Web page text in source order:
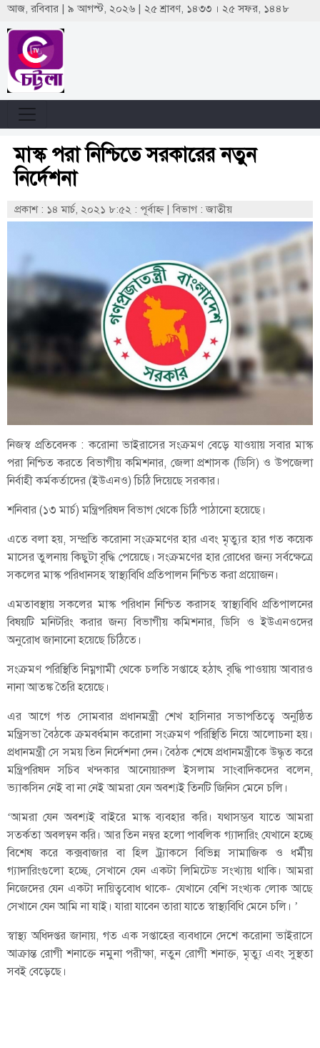
আজ, রবিবার | ৯ আগস্ট, ২০২৬ | ২৫ শ্রাবণ, ১৪৩৩ । ২৫ সফর, ১৪৪৮
মাস্ক পরা নিশ্চিতে সরকারের নতুন
নির্দেশনা
প্রকাশ : ১৪ মার্চ, ২০২১ ৮:৫২ : পূর্বাহ্ণ |বিভাগ : জাতীয়
নিজস্ব প্রতিবেদক : করোনা ভাইরাসের সংক্রমণ বেড়ে যাওয়ায় সবার মাস্ক
পরা নিশ্চিত করতে বিভাগীয় কমিশনার, জেলা প্রশাসক (ডিসি) ও উপজেলা
নির্বাহী কর্মকর্তাদের (ইউএনও) চিঠি দিয়েছে সরকার।
শনিবার (১৩ মার্চ) মন্ত্রিপরিষদ বিভাগ থেকে চিঠি পাঠানো হয়েছে।
এতে বলা হয়, সম্প্রতি করোনা সংক্রমণের হার এবং মৃত্যুর হার গত কয়েক
মাসের তুলনায় কিছুটা বৃদ্ধি পেয়েছে। সংক্রমণের হার রোধের জন্য সর্বক্ষেত্রে
সকলের মাস্ক পরিধানসহ স্বাস্থ্যবিধি প্রতিপালন নিশ্চিত করা প্রয়োজন।
এমতাবস্থায় সকলের মাস্ক পরিধান নিশ্চিত করাসহ স্বাস্থ্যবিধি প্রতিপালনের
বিষয়টি মনিটরিং করার জন্য বিভাগীয় কমিশনার, ডিসি ও ইউএনওদের
অনুরোধ জানানো হয়েছে চিঠিতে।
সংক্রমণ পরিস্থিতি নিম্নগামী থেকে চলতি সপ্তাহে হঠাৎ বৃদ্ধি পাওয়ায় আবারও
নানা আতঙ্ক তৈরি হয়েছে।
এর আগে গত সোমবার প্রধানমন্ত্রী শেখ হাসিনার সভাপতিত্বে অনুষ্ঠিত
মন্ত্রিসভা বৈঠকে ক্রমবর্ধমান করোনা সংক্রমণ পরিস্থিতি নিয়ে আলোচনা হয়।
প্রধানমন্ত্রী সে সময় তিন নির্দেশনা দেন। বৈঠক শেষে প্রধানমন্ত্রীকে উদ্ধৃত করে
মন্ত্রিপরিষদ সচিব খন্দকার আনোয়ারুল ইসলাম সাংবাদিকদের বলেন,
ভ্যাকসিন নেই বা না নেই আমরা যেন অবশ্যই তিনটি জিনিস মেনে চলি।
‘আমরা যেন অবশ্যই বাইরে মাস্ক ব্যবহার করি। যথাসম্ভব যাতে আমরা
সতর্কতা অবলম্বন করি। আর তিন নম্বর হলো পাবলিক গ্যাদারিং যেখানে হচ্ছে
বিশেষ করে কক্সবাজার বা হিল ট্র্যাকসে বিভিন্ন সামাজিক ও ধর্মীয়
গ্যাদারিংগুলো হচ্ছে, সেখানে যেন একটা লিমিটেড সংখ্যায় থাকি। আমরা
নিজেদের যেন একটা দায়িত্ববোধ থাকে- যেখানে বেশি সংখ্যক লোক আছে
সেখানে যেন আমি না যাই। যারা যাবেন তারা যাতে স্বাস্থ্যবিধি মেনে চলি। ’
স্বাস্থ্য অধিদপ্তর জানায়, গত এক সপ্তাহের ব্যবধানে দেশে করোনা ভাইরাসে
আক্রান্ত রোগী শনাক্তে নমুনা পরীক্ষা, নতুন রোগী শনাক্ত, মৃত্যু এবং সুস্থতা
সবই বেড়েছে।